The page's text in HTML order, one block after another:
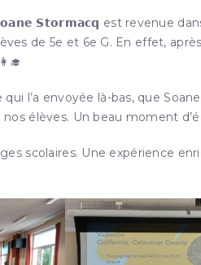
𝗦𝘁𝗼𝗿𝗺𝗮𝗰𝗾 est revenue
de 5e et 6e G. En effet,
l’a envoyée là-bas, que
élèves. Un beau moment
scolaires. Une expérience